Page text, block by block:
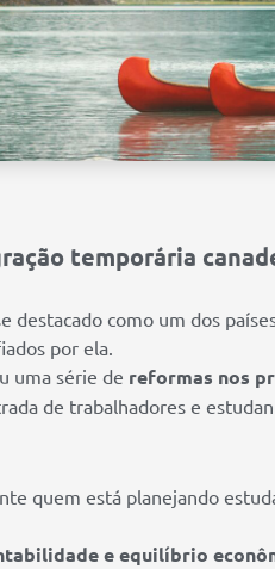
temporária
destacado como um dos
por ela.
uma série de reformas nos
de trabalhadores e
quem está planejando
e equilíbrio